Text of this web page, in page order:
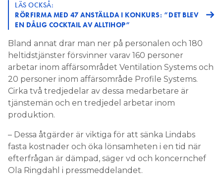
LÄS OCKSÅ:
RÖRFIRMA MED 47 ANSTÄLLDA I KONKURS: ”DET BLEV
EN DÅLIG COCKTAIL AV ALLTIHOP”
Bland annat drar man ner på personalen och 180
heltidstjänster försvinner varav 160 personer
arbetar inom affärsområdet Ventilation Systems och
20 personer inom affärsområde Profile Systems.
Cirka två tredjedelar av dessa medarbetare är
tjänstemän och en tredjedel arbetar inom
produktion.
– Dessa åtgärder är viktiga för att sänka Lindabs
fasta kostnader och öka lönsamheten i en tid när
efterfrågan är dämpad, säger vd och koncernchef
Ola Ringdahl i pressmeddelandet.